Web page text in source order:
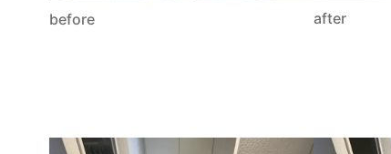
before after